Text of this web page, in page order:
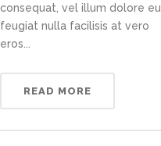
consequat, vel illum dolore eu
feugiat nulla facilisis at vero
eros...
READ MORE